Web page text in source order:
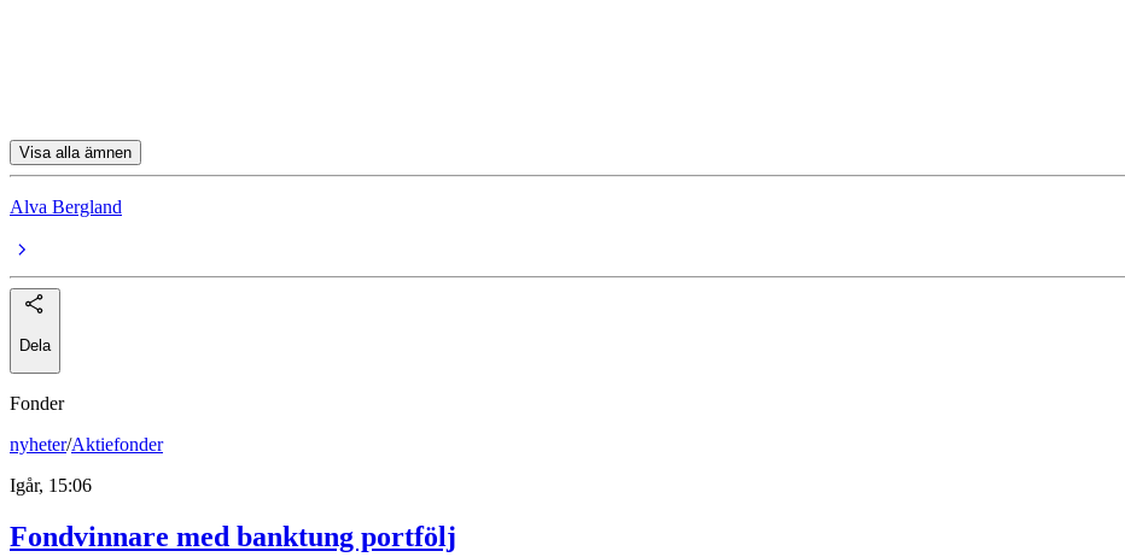
Visa alla ämnen
Alva Bergland
Dela
Fonder
nyheter/Aktiefonder
Igår, 15:06
Fondvinnare med banktung portfölj